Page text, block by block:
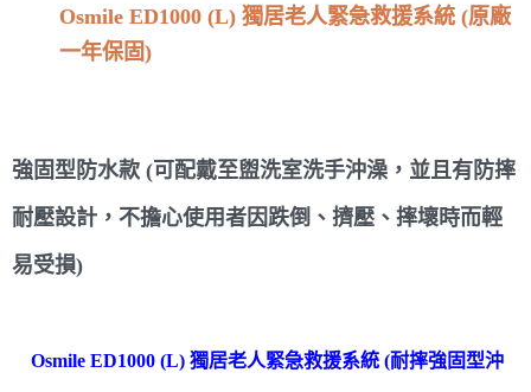
Osmile ED1000 (L) 獨居老人緊急救援系統 (原廠
一年保固)
強固型防水款 (可配戴至盥洗室洗手沖澡，並且有防摔
耐壓設計，不擔心使用者因跌倒、擠壓、摔壞時而輕
易受損)
Osmile ED1000 (L) 獨居老人緊急救援系統 (耐摔強固型沖